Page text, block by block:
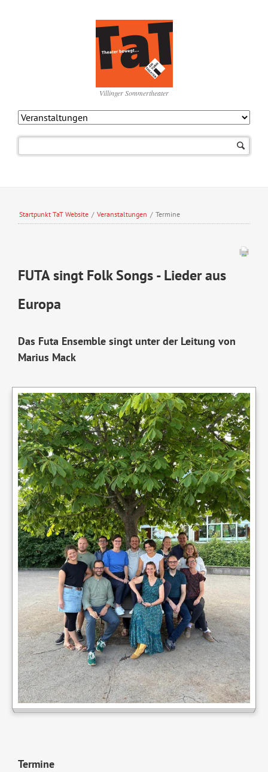
Villinger Sommertheater
Startpunkt TaT Website / Veranstaltungen / Termine
FUTA singt Folk Songs - Lieder aus
Europa
Das Futa Ensemble singt unter der Leitung von
Marius Mack
Termine